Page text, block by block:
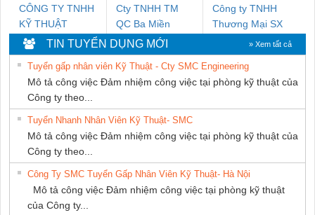
CÔNG TY TNHH
KỸ THUẬT
KTECH VIỆT
NAM
Cty TNHH TM
QC Ba Miền
Công ty TNHH
Thương Mại SX
TIN TUYỂN DỤNG MỚI » Xem tất cả
Tuyển gấp nhân viên Kỹ Thuật - Cty SMC Engineering
Mô tả công việc Đảm nhiệm công việc tại phòng kỹ thuật của
Công ty theo...
Tuyển Nhanh Nhân Viên Kỹ Thuật- SMC
Mô tả công việc Đảm nhiệm công việc tại phòng kỹ thuật của
Công ty theo...
Công Ty SMC Tuyển Gấp Nhân Viên Kỹ Thuật- Hà Nội
Mô tả công việc Đảm nhiệm công việc tại phòng kỹ thuật
của Công ty...